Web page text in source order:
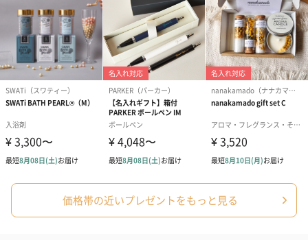
キャンドル・お香
キャンドル・お香を同梱してお届けいたします。
フラッグカプセル：イ
ンセンススティック
フラッグカプセル：イ
ンセンススティック
ショートイン
（GRAPE
価格帯の近いプレゼントをもっと見る